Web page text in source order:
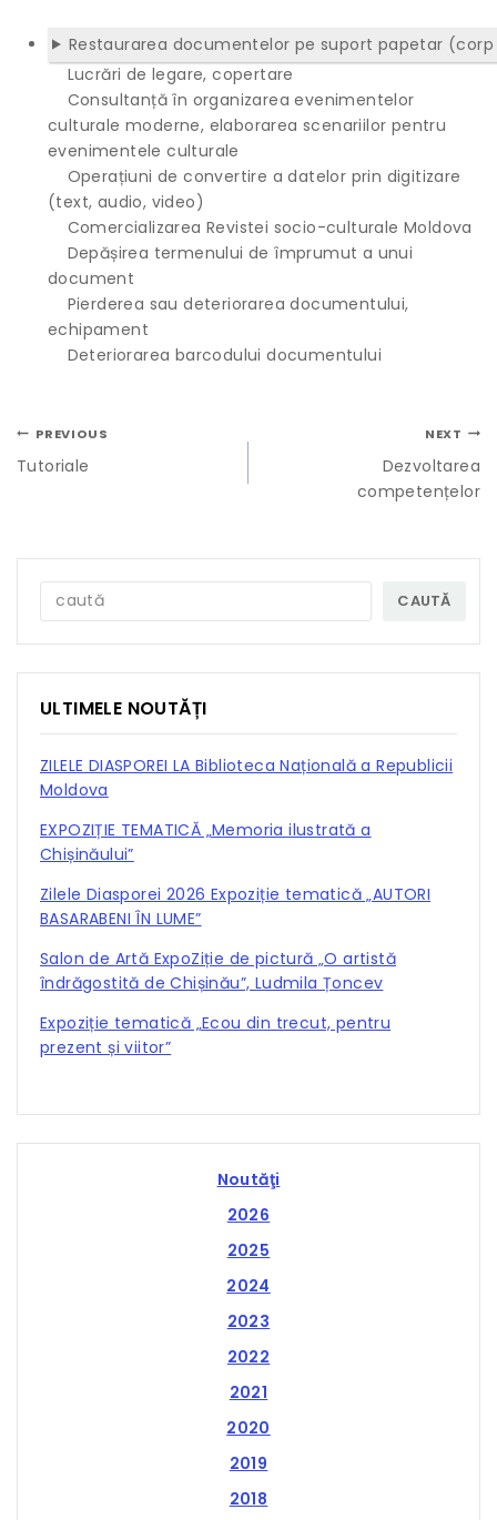
Restaurarea documentelor pe suport papetar
Lucrări de legare, copertare
Consultanță în organizarea evenimentelor
culturale moderne, elaborarea scenariilor pentru
evenimentele culturale
Operațiuni de convertire a datelor prin digitizare
(text, audio, video)
Comercializarea Revistei socio-culturale Moldova
Depășirea termenului de împrumut a unui
document
Pierderea sau deteriorarea documentului,
echipament
Deteriorarea barcodului documentului
PREVIOUS
Tutoriale
NEXT
Dezvoltarea
competențelor
CAUTĂ
ULTIMELE NOUTĂȚI
ZILELE DIASPOREI LA Biblioteca Națională a Republicii
Moldova
EXPOZIȚIE TEMATICĂ „Memoria ilustrată a
Chișinăului”
Zilele Diasporei 2026 Expoziție tematică „AUTORI
BASARABENI ÎN LUME”
Salon de Artă ExpoZiție de pictură „O artistă
îndrăgostită de Chișinău”, Ludmila Țoncev
Expoziție tematică „Ecou din trecut, pentru
prezent și viitor”
2018
2019
2020
2021
2022
2023
2024
2025
2026
Noutăţi